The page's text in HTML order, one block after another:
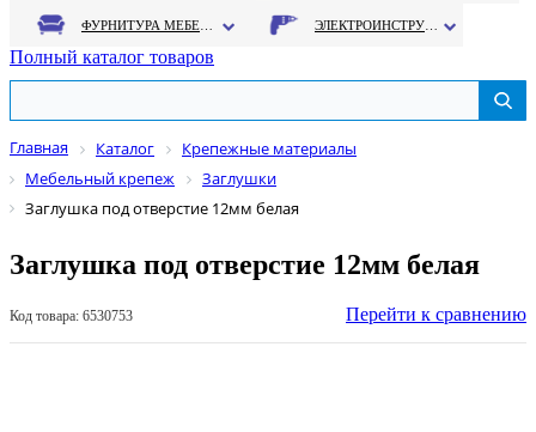
Полный каталог товаров
Главная Каталог
Крепежные материалы
Мебельный крепеж
Заглушки
Заглушка под отверстие 12мм белая
Заглушка под отверстие 12мм белая
Код товара: 6530753 Перейти к сравнению